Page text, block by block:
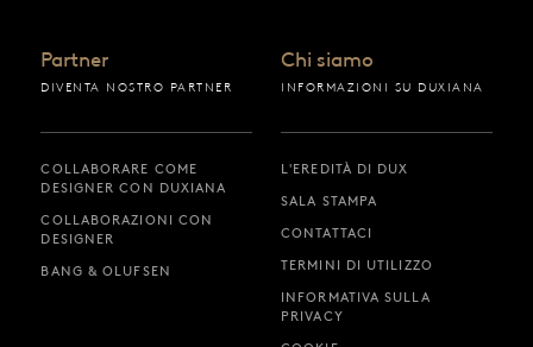
Partner
DIVENTA NOSTRO PARTNER
COLLABORARE COME
DESIGNER CON DUXIANA
COLLABORAZIONI CON
DESIGNER
BANG & OLUFSEN
Chi siamo
INFORMAZIONI SU DUXIANA
L'EREDITÀ DI DUX
SALA STAMPA
CONTATTACI
TERMINI DI UTILIZZO
INFORMATIVA SULLA
PRIVACY